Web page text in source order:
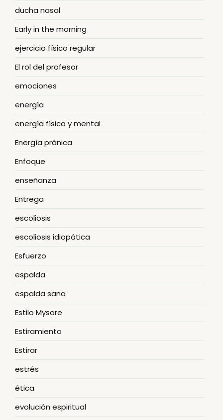
ducha nasal
Early in the morning
ejercicio físico regular
El rol del profesor
emociones
energía
energía física y mental
Energía pránica
Enfoque
enseñanza
Entrega
escoliosis
escoliosis idiopática
Esfuerzo
espalda
espalda sana
Estilo Mysore
Estiramiento
Estirar
estrés
ética
evolución espiritual